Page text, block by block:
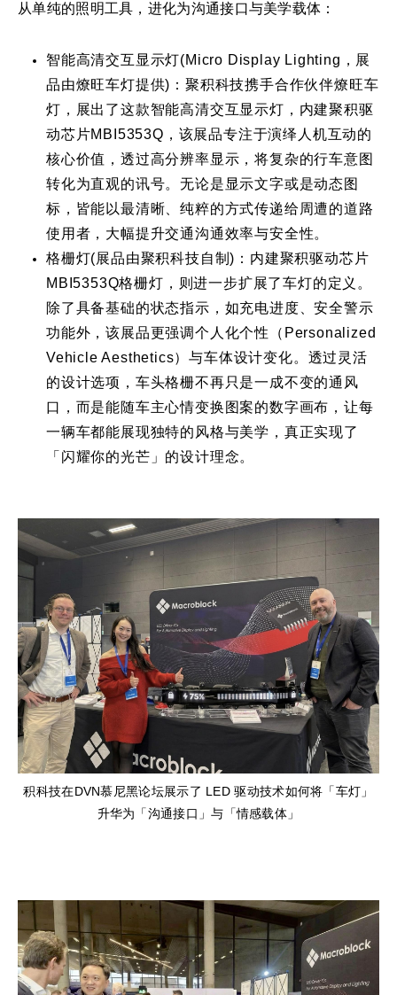
从单纯的照明工具，进化为沟通接口与美学载体：
智能高清交互显示灯(Micro Display Lighting，展
品由燎旺车灯提供)：聚积科技携手合作伙伴燎旺车
灯，展出了这款智能高清交互显示灯，内建聚积驱
动芯片MBI5353Q，该展品专注于演绎人机互动的
核心价值，透过高分辨率显示，将复杂的行车意图
转化为直观的讯号。无论是显示文字或是动态图
标，皆能以最清晰、纯粹的方式传递给周遭的道路
使用者，大幅提升交通沟通效率与安全性。
格栅灯(展品由聚积科技自制)：内建聚积驱动芯片
MBI5353Q格栅灯，则进一步扩展了车灯的定义。
除了具备基础的状态指示，如充电进度、安全警示
功能外，该展品更强调个人化个性（Personalized
Vehicle Aesthetics）与车体设计变化。透过灵活
的设计选项，车头格栅不再只是一成不变的通风
口，而是能随车主心情变换图案的数字画布，让每
一辆车都能展现独特的风格与美学，真正实现了
「闪耀你的光芒」的设计理念。
积科技在DVN慕尼黑论坛展示了 LED 驱动技术如何将「车灯」
升华为「沟通接口」与「情感载体」